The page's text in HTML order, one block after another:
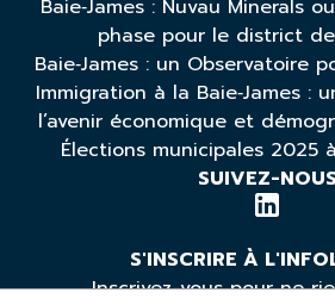
Baie‑James : Nuvau Minerals
phase pour le district
Baie‑James : un Observatoire
Immigration à la Baie‑James :
l’avenir économique et
Élections municipales 2025
SUIVEZ-NOUS
S'INSCRIRE À
Inscrivez-vous pour ne